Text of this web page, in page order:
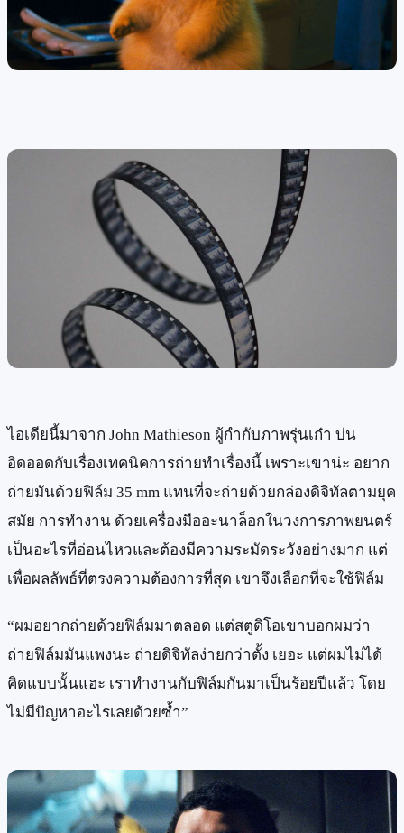
ไอเดียนี้มาจาก John Mathieson ผู้กำกับภาพรุ่นเก๋า บ่น
อิดออดกับเรื่องเทคนิคการถ่ายทำเรื่องนี้ เพราะเขาน่ะ อยาก
ถ่ายมันด้วยฟิล์ม 35 mm แทนที่จะถ่ายด้วยกล่องดิจิทัลตามยุค
สมัย การทำงาน ด้วยเครื่องมืออะนาล็อกในวงการภาพยนตร์
เป็นอะไรที่อ่อนไหวและต้องมีความระมัดระวังอย่างมาก แต่
เพื่อผลลัพธ์ที่ตรงความต้องการที่สุด เขาจึงเลือกที่จะใช้ฟิล์ม
“ผมอยากถ่ายด้วยฟิล์มมาตลอด แต่สตูดิโอเขาบอกผมว่า
ถ่ายฟิล์มมันแพงนะ ถ่ายดิจิทัลง่ายกว่าตั้ง เยอะ แต่ผมไม่ได้
คิดแบบนั้นแฮะ เราทำงานกับฟิล์มกันมาเป็นร้อยปีแล้ว โดย
ไม่มีปัญหาอะไรเลยด้วยซ้ำ”